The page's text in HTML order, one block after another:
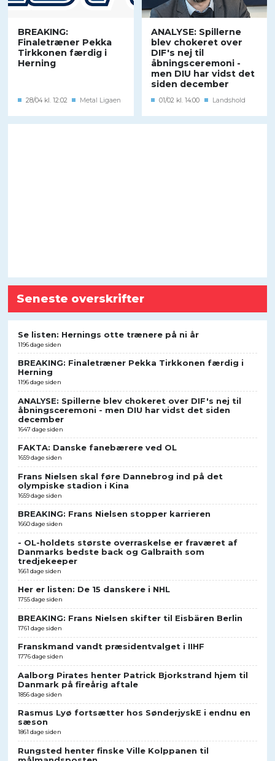
BREAKING:
Finaletræner Pekka
Tirkkonen færdig i
Herning
28/04 kl. 12:02 Metal Ligaen
ANALYSE: Spillerne
blev chokeret over
DIF's nej til
åbningsceremoni -
men DIU har vidst det
siden december
01/02 kl. 14:00 Landshold
Seneste overskrifter
Se listen: Hernings otte trænere på ni år
1196 dage siden
BREAKING: Finaletræner Pekka Tirkkonen færdig i
Herning
1196 dage siden
ANALYSE: Spillerne blev chokeret over DIF's nej til
åbningsceremoni - men DIU har vidst det siden
december
1647 dage siden
FAKTA: Danske fanebærere ved OL
1659 dage siden
Frans Nielsen skal føre Dannebrog ind på det
olympiske stadion i Kina
1659 dage siden
BREAKING: Frans Nielsen stopper karrieren
1660 dage siden
- OL-holdets største overraskelse er fraværet af
Danmarks bedste back og Galbraith som
tredjekeeper
1661 dage siden
Her er listen: De 15 danskere i NHL
1755 dage siden
BREAKING: Frans Nielsen skifter til Eisbären Berlin
1761 dage siden
Franskmand vandt præsidentvalget i IIHF
1776 dage siden
Aalborg Pirates henter Patrick Bjorkstrand hjem til
Danmark på fireårig aftale
1856 dage siden
Rasmus Lyø fortsætter hos SønderjyskE i endnu en
sæson
1861 dage siden
Rungsted henter finske Ville Kolppanen til